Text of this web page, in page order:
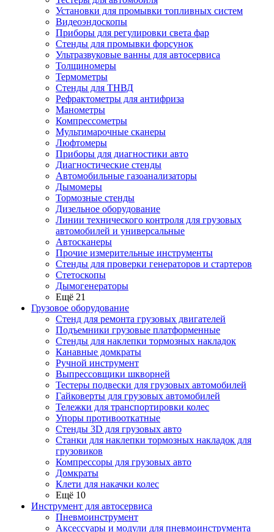
Установки для промывки топливных систем
Видеоэндоскопы
Приборы для регулировки света фар
Стенды для промывки форсунок
Ультразвуковые ванны для автосервиса
Толщиномеры
Термометры
Стенды для ТНВД
Рефрактометры для антифриза
Манометры
Компрессометры
Мультимарочные сканеры
Люфтомеры
Приборы для диагностики авто
Диагностические стенды
Автомобильные газоанализаторы
Дымомеры
Тормозные стенды
Дизельное оборудование
Линии технического контроля для грузовых
автомобилей и универсальные
Автосканеры
Прочие измерительные инструменты
Стенды для проверки генераторов и стартеров
Стетоскопы
Дымогенераторы
Ещё 21
Грузовое оборудование
Стенд для ремонта грузовых двигателей
Подъемники грузовые платформенные
Стенды для наклепки тормозных накладок
Канавные домкраты
Ручной инструмент
Выпрессовщики шкворней
Тестеры подвески для грузовых автомобилей
Гайковерты для грузовых автомобилей
Тележки для транспортировки колес
Упоры противооткатные
Стенды 3D для грузовых авто
Станки для наклепки тормозных накладок для
грузовиков
Компрессоры для грузовых авто
Домкраты
Клети для накачки колес
Ещё 10
Инструмент для автосервиса
Пневмоинструмент
Аксессуары и модули для пневмоинструмента